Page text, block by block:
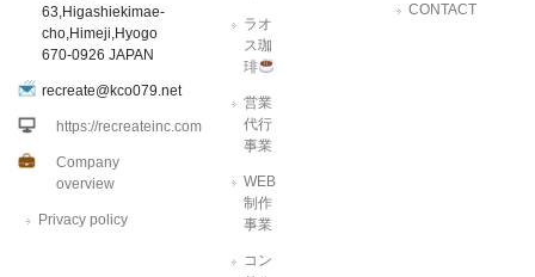
63,Higashiekimae-
cho,Himeji,Hyogo
670-0926 JAPAN
recreate@kco079.net
https://recreateinc.com
Company
overview
Privacy policy
ラオ
ス珈
琲
営業
代行
事業
WEB
制作
事業
コン
CONTACT